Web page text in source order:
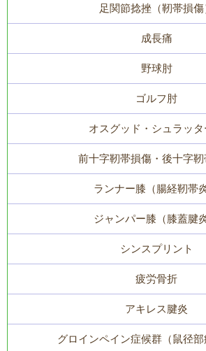
足関節捻挫（靭帯損傷
成長痛
野球肘
ゴルフ肘
オスグッド・シュラッタ
前十字靭帯損傷・後十字
ランナー膝（腸経靭帯炎
ジャンパー膝（膝蓋腱炎
シンスプリント
疲労骨折
アキレス腱炎
グロインペイン症候群（鼠径部